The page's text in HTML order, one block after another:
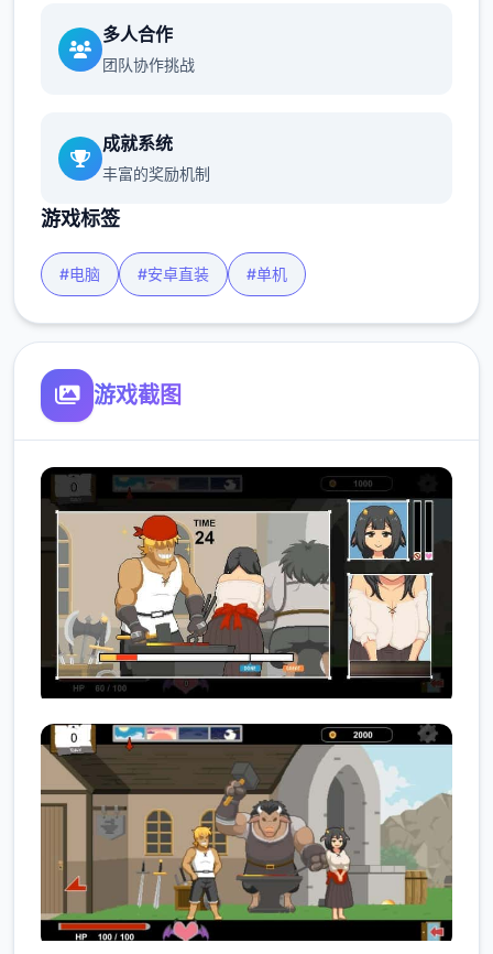
多人合作
团队协作挑战
成就系统
丰富的奖励机制
游戏标签
#电脑 #安卓直装 #单机
游戏截图